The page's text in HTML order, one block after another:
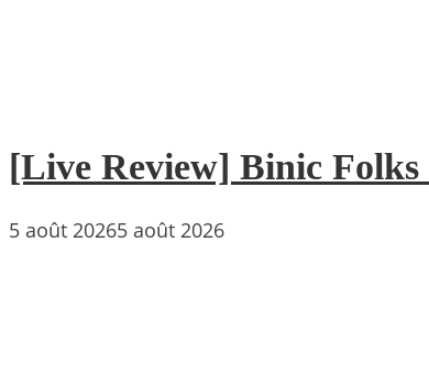
[Live Review] Binic
5 août 20265 août 2026